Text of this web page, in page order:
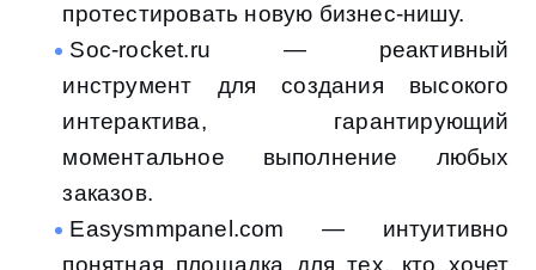
протестировать новую бизнес-нишу.
Soc-rocket.ru — реактивный
инструмент для создания высокого
интерактива, гарантирующий
моментальное выполнение любых
заказов.
Easysmmpanel.com — интуитивно
понятная площадка для тех, кто хочет